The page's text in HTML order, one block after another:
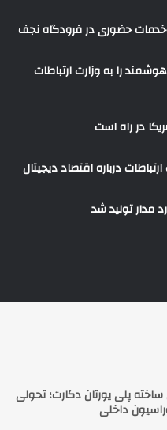
خدمات حضوری در فرودگاه نجف
را به وزارت ارتباطات
درباره اقتصاد دیجیتال
مدار تولید شد
پلی یورتان دکارت؛ تحولی
داخلی